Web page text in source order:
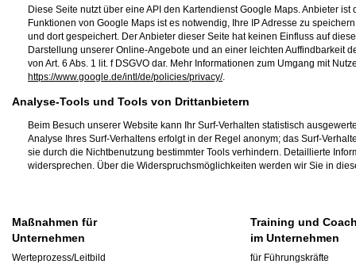
Diese Seite nutzt über eine API den Kartendienst Google Maps. Anbieter
Funktionen von Google Maps ist es notwendig, Ihre IP Adresse zu
und dort gespeichert. Der Anbieter dieser Seite hat keinen Einfluss auf
Darstellung unserer Online-Angebote und an einer leichten Auffindbarkeit
von Art. 6 Abs. 1 lit. f DSGVO dar. Mehr Informationen zum Umgang mit
https://www.google.de/intl/de/policies/privacy/.
Analyse-Tools und Tools von Drittanbietern
Beim Besuch unserer Website kann Ihr Surf-Verhalten statistisch
Analyse Ihres Surf-Verhaltens erfolgt in der Regel anonym; das Surf-
sie durch die Nichtbenutzung bestimmter Tools verhindern. Detaillierte
widersprechen. Über die Widerspruchsmöglichkeiten werden wir Sie in
Maßnahmen für
Unternehmen
Werteprozess/Leitbild
Training und
im Unternehmen
für Führungskräfte